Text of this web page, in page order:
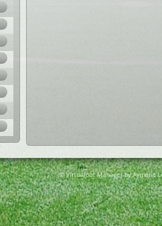
© Virtuafoot Manager by Aymeric